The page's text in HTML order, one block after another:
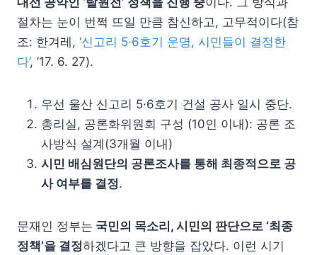
절차는 눈이 번쩍 뜨일 만큼 참신하고, 고무적이다(참
조: 한겨레, ‘신고리 5·6호기 운명, 시민들이 결정한
다’, ’17. 6. 27).
우선 울산 신고리 5·6호기 건설 공사 일시 중단.
총리실, 공론화위원회 구성 (10인 이내): 공론 조
사방식 설계(3개월 이내)
시민 배심원단의 공론조사를 통해 최종적으로 공
사 여부를 결정.
문재인 정부는 국민의 목소리, 시민의 판단으로 ‘최종
정책’을 결정하겠다고 큰 방향을 잡았다. 이런 시기